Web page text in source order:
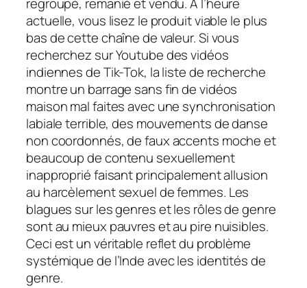
regroupé, remanié et vendu. À l’heure
actuelle, vous lisez le produit viable le plus
bas de cette chaîne de valeur. Si vous
recherchez sur Youtube des vidéos
indiennes de Tik-Tok, la liste de recherche
montre un barrage sans fin de vidéos
maison mal faites avec une synchronisation
labiale terrible, des mouvements de danse
non coordonnés, de faux accents moche et
beaucoup de contenu sexuellement
inapproprié faisant principalement allusion
au harcèlement sexuel de femmes. Les
blagues sur les genres et les rôles de genre
sont au mieux pauvres et au pire nuisibles.
Ceci est un véritable reflet du problème
systémique de l’Inde avec les identités de
genre.